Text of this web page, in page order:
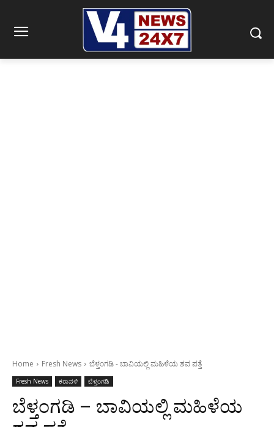
Home Fresh News ಬೆಳ್ತಂಗಡಿ - ಬಾವಿಯಲ್ಲಿ ಮಹಿಳೆಯ ಶವ ಪತ್ತೆ
Fresh News ಕರಾವಳಿ ಬೆಳ್ತಂಗಡಿ
ಬೆಳ್ತಂಗಡಿ – ಬಾವಿಯಲ್ಲಿ ಮಹಿಳೆಯ